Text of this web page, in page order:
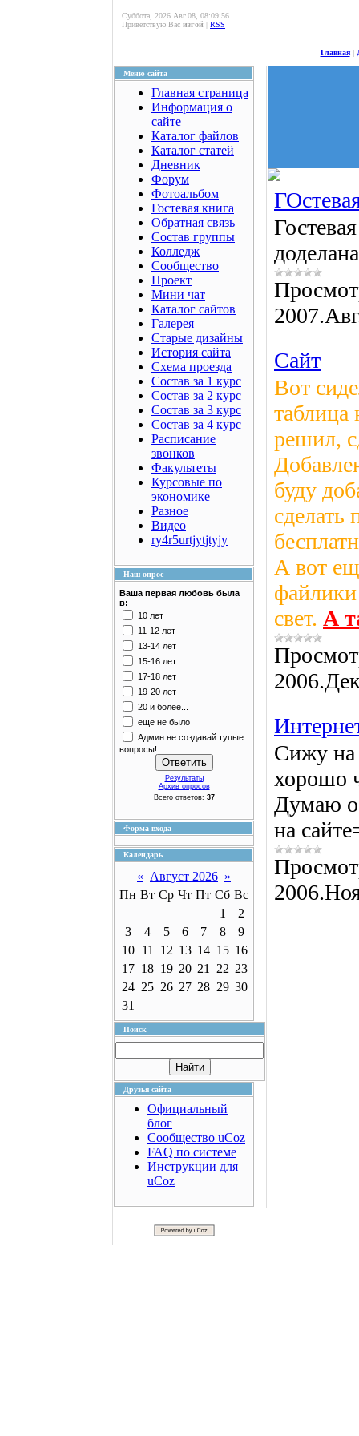
Суббота, 2026.Авг.08, 08:09:56
Приветствую Вас изгой | RSS
Главная|
Меню сайта
Главная страница
Информация о
сайте
Каталог файлов
Каталог статей
Дневник
Форум
Фотоальбом
Гостевая книга
Обратная связь
Состав группы
Колледж
Сообщество
Проект
Мини чат
Каталог сайтов
Галерея
Старые дизайны
История сайта
Схема проезда
Состав за 1 курс
Состав за 2 курс
Состав за 3 курс
Состав за 4 курс
Расписание
звонков
Факультеты
Курсовые по
экономике
Разное
Видео
ry4r5urtjytjtyjy
Наш опрос
Ваша первая любовь была
в:
10 лет
11-12 лет
13-14 лет
15-16 лет
17-18 лет
19-20 лет
20 и более...
еще не было
Админ не создавай тупые
вопросы!
Результаты
Архив опросов
Всего ответов: 37
Форма входа
Календарь
« Август 2026 »
Пн Вт Ср Чт Пт Сб Вс
1
2
3
4 5 6 7 8
9
10
11 12 13 14 15 16
17 18 19 20 21 22 23
24 25 26 27 28 29 30
31
Поиск
Друзья сайта
Официальный
блог
Сообщество uCoz
FAQ по системе
Инструкции для
uCoz
Сайт
Вот
таблица
решил,
буду
сделать
А вот
свет. А
Сижу на
хорошо
Думаю о
на